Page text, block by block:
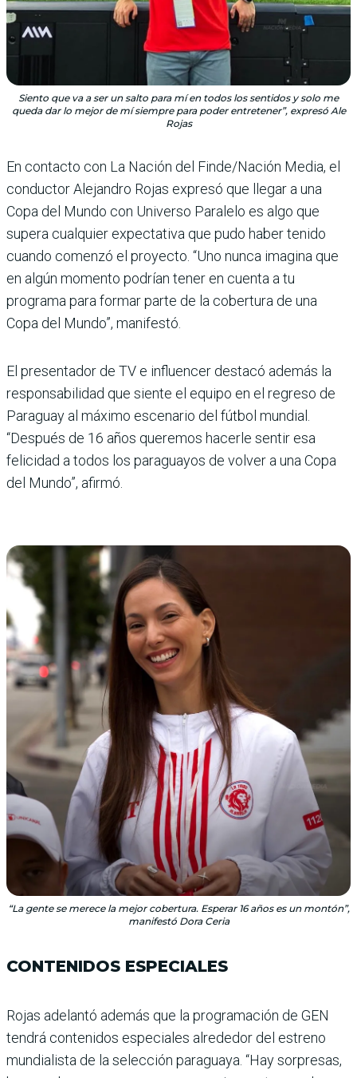
Siento que va a ser un salto para mí en todos los sentidos y solo me
queda dar lo mejor de mí siempre para poder entretener”, expresó Ale
Rojas
En contacto con La Nación del Finde/Nación Media, el
conductor Alejandro Rojas expresó que llegar a una
Copa del Mundo con Universo Para­lelo es algo que
supera cual­quier expectativa que pudo haber tenido
cuando comenzó el proyecto. “Uno nunca ima­gina que
en algún momento podrían tener en cuenta a tu
programa para formar parte de la cobertura de una
Copa del Mundo”, manifestó.
El presentador de TV e influen­cer destacó además la
respon­sabilidad que siente el equipo en el regreso de
Paraguay al máximo escenario del fútbol mundial.
“Después de 16 años queremos hacerle sentir esa
felicidad a todos los paragua­yos de volver a una Copa
del Mundo”, afirmó.
“La gente se merece la mejor cobertura. Esperar 16 años es un montón”,
manifestó Dora Ceria
CONTENIDOS ESPECIALES
Rojas adelantó además que la programación de GEN
tendrá contenidos especiales alrede­dor del estreno
mundialista de la selección paraguaya. “Hay sorpresas,